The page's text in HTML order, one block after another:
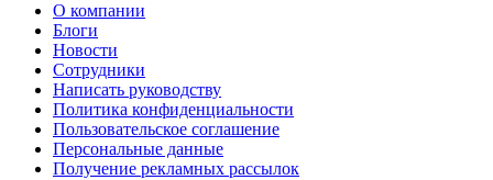
О компании
Блоги
Новости
Сотрудники
Написать руководству
Политика конфиденциальности
Пользовательское соглашение
Персональные данные
Получение рекламных рассылок